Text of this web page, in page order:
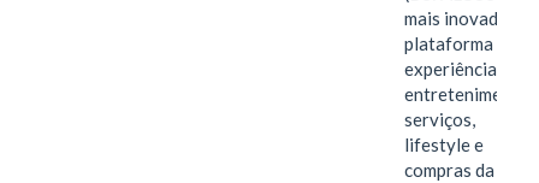
mais inovadora
plataforma de
experiências,
entretenimento,
serviços,
lifestyle e
compras da